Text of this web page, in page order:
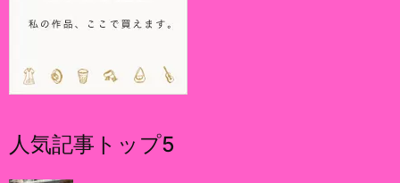
人気記事トップ5